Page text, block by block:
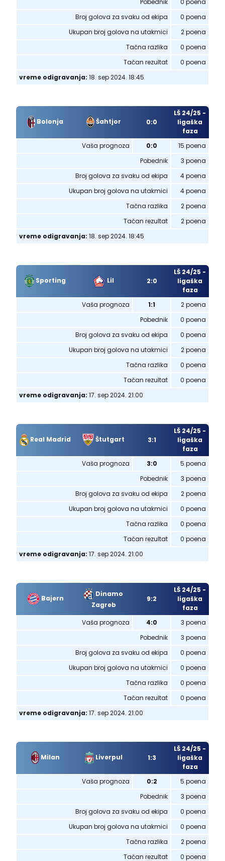
Pobednik
0 poena
Broj golova za svaku od ekipa
0 poena
Ukupan broj golova na utakmici
2 poena
Tačna razlika
0 poena
Tačan rezultat
0 poena
vreme odigravanja: 18. sep 2024. 18:45
Bolonja Šahtjor 0:0
LŠ 24/25 -
ligaška
faza
Vaša prognoza
0:0
15 poena
Pobednik
3 poena
Broj golova za svaku od ekipa
4 poena
Ukupan broj golova na utakmici
4 poena
Tačna razlika
2 poena
Tačan rezultat
2 poena
vreme odigravanja: 18. sep 2024. 18:45
Sporting Lil 2:0
LŠ 24/25 -
ligaška
faza
Vaša prognoza
1:1
2 poena
Pobednik
0 poena
Broj golova za svaku od ekipa
0 poena
Ukupan broj golova na utakmici
2 poena
Tačna razlika
0 poena
Tačan rezultat
0 poena
vreme odigravanja: 17. sep 2024. 21:00
Real Madrid Štutgart 3:1
LŠ 24/25 -
ligaška
faza
Vaša prognoza
3:0
5 poena
Pobednik
3 poena
Broj golova za svaku od ekipa
2 poena
Ukupan broj golova na utakmici
0 poena
Tačna razlika
0 poena
Tačan rezultat
0 poena
vreme odigravanja: 17. sep 2024. 21:00
Bajern
Dinamo
Zagreb
9:2
LŠ 24/25 -
ligaška
faza
Vaša prognoza
4:0
3 poena
Pobednik
3 poena
Broj golova za svaku od ekipa
0 poena
Ukupan broj golova na utakmici
0 poena
Tačna razlika
0 poena
Tačan rezultat
0 poena
vreme odigravanja: 17. sep 2024. 21:00
Milan Liverpul 1:3
LŠ 24/25 -
ligaška
faza
Vaša prognoza
0:2
5 poena
Pobednik
3 poena
Broj golova za svaku od ekipa
0 poena
Ukupan broj golova na utakmici
0 poena
Tačna razlika
2 poena
Tačan rezultat
0 poena